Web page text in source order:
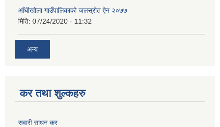
आँधीखोला गाउँपालिकाको जलस्रोत ऐन २०७७
मिति: 07/24/2020 - 11:32
अन्य
कर तथा शुल्कहरु
सवारी साधन कर